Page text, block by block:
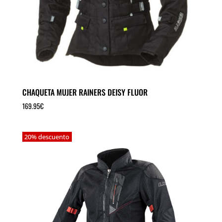
CHAQUETA MUJER RAINERS DEISY FLUOR
169.95€
20% descuento